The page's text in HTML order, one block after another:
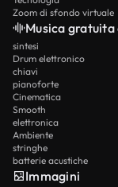
Zoom di sfondo virtuale
Musica
sintesi
Drum elettronico
chiavi
pianoforte
Cinematica
Smooth
elettronica
Ambiente
stringhe
batterie acustiche
Immagini